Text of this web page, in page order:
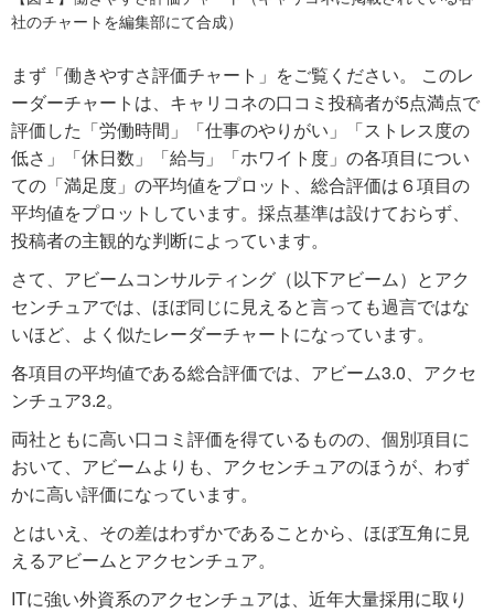
社のチャートを編集部にて合成）
まず「働きやすさ評価チャート」をご覧ください。 このレ
ーダーチャートは、キャリコネの口コミ投稿者が5点満点で
評価した「労働時間」「仕事のやりがい」「ストレス度の
低さ」「休日数」「給与」「ホワイト度」の各項目につい
ての「満足度」の平均値をプロット、総合評価は６項目の
平均値をプロットしています。採点基準は設けておらず、
投稿者の主観的な判断によっています。
さて、アビームコンサルティング（以下アビーム）とアク
センチュアでは、ほぼ同じに見えると言っても過言ではな
いほど、よく似たレーダーチャートになっています。
各項目の平均値である総合評価では、アビーム3.0、アクセ
ンチュア3.2。
両社ともに高い口コミ評価を得ているものの、個別項目に
おいて、アビームよりも、アクセンチュアのほうが、わず
かに高い評価になっています。
とはいえ、その差はわずかであることから、ほぼ互角に見
えるアビームとアクセンチュア。
ITに強い外資系のアクセンチュアは、近年大量採用に取り